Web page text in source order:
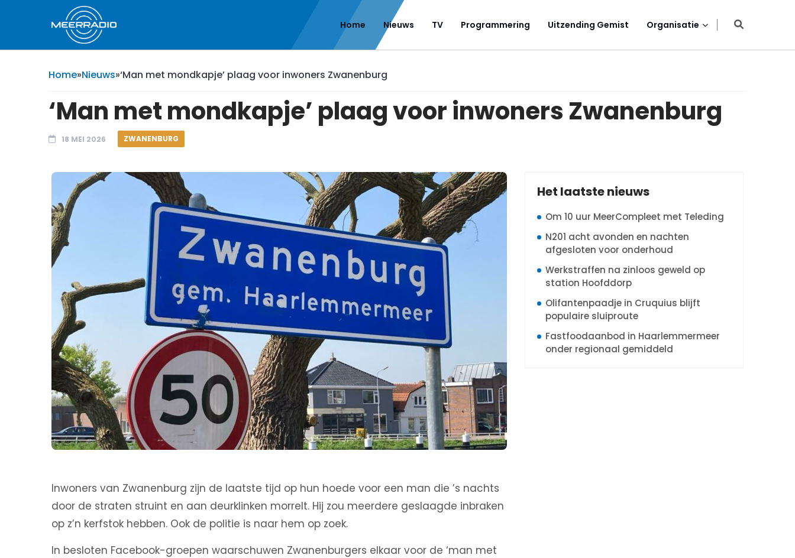
Home Nieuws TV Programmering Uitzending Gemist Organisatie
Home»Nieuws»‘Man met mondkapje’ plaag voor inwoners Zwanenburg
‘Man met mondkapje’ plaag voor inwoners Zwanenburg
18 MEI 2026 ZWANENBURG
Inwoners van Zwanenburg zijn de laatste tijd op hun hoede voor een man die ’s nachts
door de straten struint en aan deurklinken morrelt. Hij zou meerdere geslaagde inbraken
op z’n kerfstok hebben. Ook de politie is naar hem op zoek.
In besloten Facebook-groepen waarschuwen Zwanenburgers elkaar voor de ‘man met
Het laatste nieuws
Om 10 uur MeerCompleet met Teleding
N201 acht avonden en nachten
afgesloten voor onderhoud
Werkstraffen na zinloos geweld op
station Hoofddorp
Olifantenpaadje in Cruquius blijft
populaire sluiproute
Fastfoodaanbod in Haarlemmermeer
onder regionaal gemiddeld